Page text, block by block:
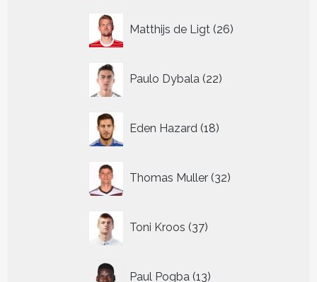
Matthijs de Ligt 26
producten
Paulo Dybala 22
producten
Eden Hazard 18
producten
Thomas Muller 32
producten
Toni Kroos 37
producten
Paul Pogba 13